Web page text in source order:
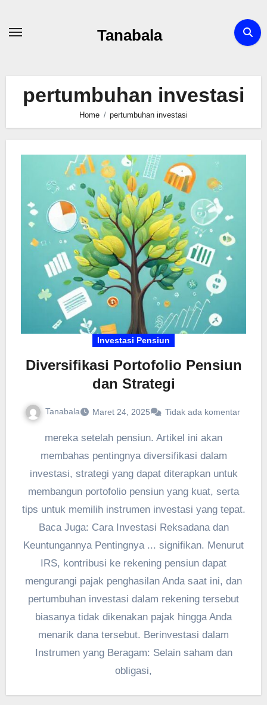
Tanabala
pertumbuhan investasi
Home pertumbuhan investasi
Investasi Pensiun
Diversifikasi Portofolio Pensiun
dan Strategi
Tanabala Maret 24, 2025 Tidak ada komentar
mereka setelah pensiun. Artikel ini akan
membahas pentingnya diversifikasi dalam
investasi, strategi yang dapat diterapkan untuk
membangun portofolio pensiun yang kuat, serta
tips untuk memilih instrumen investasi yang tepat.
Baca Juga: Cara Investasi Reksadana dan
Keuntungannya Pentingnya ... signifikan. Menurut
IRS, kontribusi ke rekening pensiun dapat
mengurangi pajak penghasilan Anda saat ini, dan
pertumbuhan investasi dalam rekening tersebut
biasanya tidak dikenakan pajak hingga Anda
menarik dana tersebut. Berinvestasi dalam
Instrumen yang Beragam: Selain saham dan
obligasi,